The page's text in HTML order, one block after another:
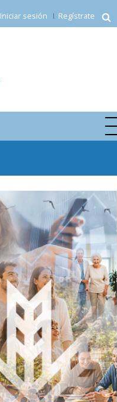
Iniciar sesión Regístrate